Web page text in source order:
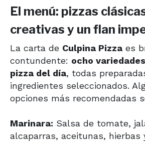
El menú: pizzas
creativas y un flan
La carta de Culpina Pizza es
contundente: ocho
pizza del día, todas
ingredientes seleccionados.
opciones más recomendadas
Marinara: Salsa de tomate,
alcaparras, aceitunas, hierbas